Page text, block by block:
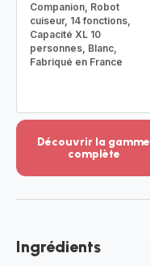
Companion, Robot
cuiseur, 14 fonctions,
Capacité XL 10
personnes, Blanc,
Fabriqué en France
Découvrir la gamme
complète
-
gamme
Ingrédients